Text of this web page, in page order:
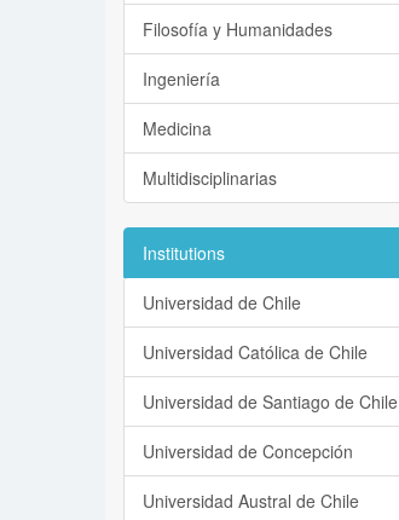
Filosofía y Humanidades
Ingeniería
Medicina
Multidisciplinarias
Institutions
Universidad de Chile
Universidad Católica de Chile
Universidad de Santiago de Chile
Universidad de Concepción
Universidad Austral de Chile